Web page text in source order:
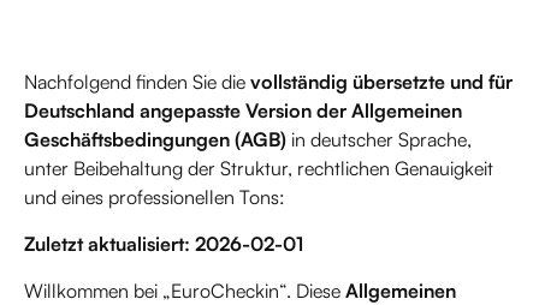
Nachfolgend finden Sie die vollständig übersetzte und für
Deutschland angepasste Version der Allgemeinen
Geschäftsbedingungen (AGB) in deutscher Sprache,
unter Beibehaltung der Struktur, rechtlichen Genauigkeit
und eines professionellen Tons:
Zuletzt aktualisiert: 2026-02-01
Willkommen bei „EuroCheckin“. Diese Allgemeinen